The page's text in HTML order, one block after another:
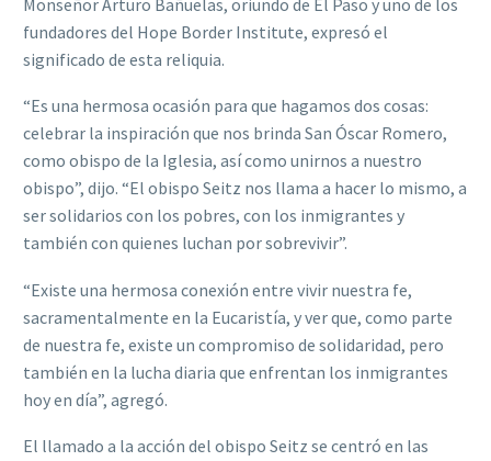
fundadores del Hope Border Institute, expresó el
significado de esta reliquia.
“Es una hermosa ocasión para que hagamos dos cosas:
celebrar la inspiración que nos brinda San Óscar Romero,
como obispo de la Iglesia, así como unirnos a nuestro
obispo”, dijo. “El obispo Seitz nos llama a hacer lo mismo, a
ser solidarios con los pobres, con los inmigrantes y
también con quienes luchan por sobrevivir”.
“Existe una hermosa conexión entre vivir nuestra fe,
sacramentalmente en la Eucaristía, y ver que, como parte
de nuestra fe, existe un compromiso de solidaridad, pero
también en la lucha diaria que enfrentan los inmigrantes
hoy en día”, agregó.
El llamado a la acción del obispo Seitz se centró en las